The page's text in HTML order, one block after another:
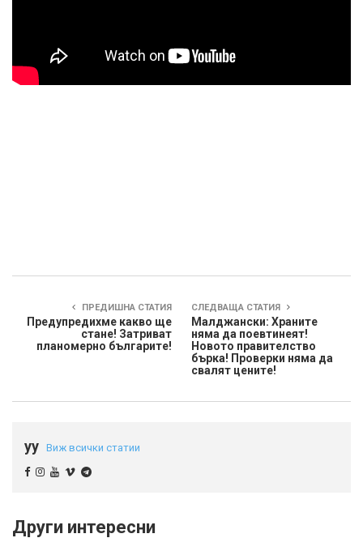
ПРЕДИШНА СТАТИЯ
Предупредихме какво ще
стане! Затриват
планомерно българите!
СЛЕДВАЩА СТАТИЯ
Малджански: Храните
няма да поевтинеят!
Новото правителство
бърка! Проверки няма да
свалят цените!
yy Виж всички статии
Други интересни